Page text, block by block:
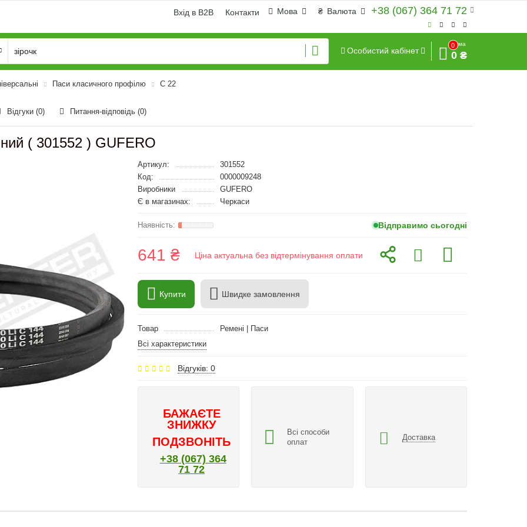
+38 (067) 364 71 72
₴ Валюта
Мова
Вхід в B2B Контакти
Особистий кабінет
0
Сума
0 ₴
Паси класичного профілю C 22
Відгуки (0) Питання-відповідь (0)
( 301552 ) GUFERO
Артикул:
301552
Код:
0000009248
Виробники
GUFERO
Є в магазинах:
Черкаси
Відправимо сьогодні
641 ₴ Ціна актуальна без відтермінування оплати
Купити Швидке замовлення
Товар
Ремені | Паси
Всі характеристики
Відгуків: 0
БАЖАЄТЕ
ЗНИЖКУ
ПОДЗВОНІТЬ
+38 (067) 364
71 72
Всі способи
оплат
Доставка